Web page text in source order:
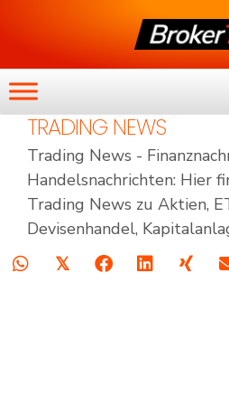
TRADING NEWS
Trading News -
Handelsnachrichten: Hier
Trading News zu Aktien,
Devisenhandel,
𝕏